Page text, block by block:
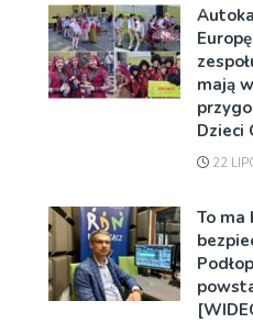
mają
Dzieci
22
To ma